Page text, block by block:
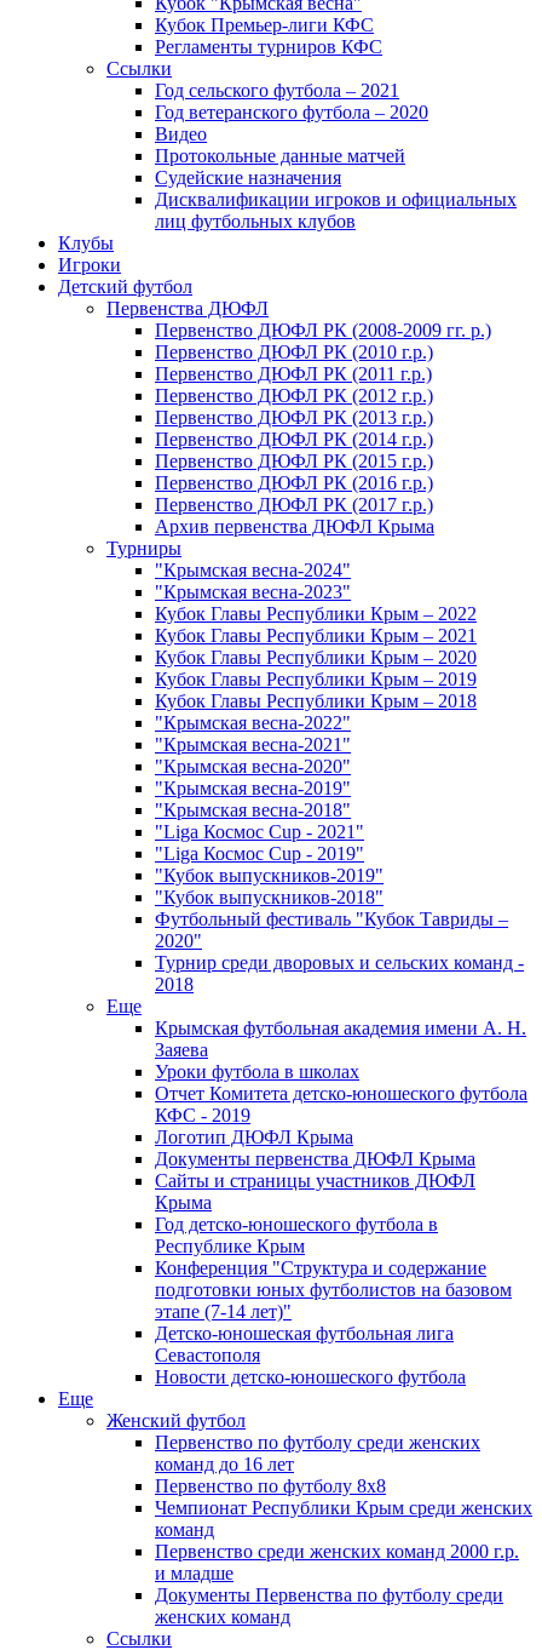
Кубок Премьер-лиги КФС
Регламенты турниров КФС
Ссылки
Год сельского футбола – 2021
Год ветеранского футбола – 2020
Видео
Протокольные данные матчей
Судейские назначения
Дисквалификации игроков и официальных
лиц футбольных клубов
Клубы
Игроки
Детский футбол
Первенства ДЮФЛ
Первенство ДЮФЛ РК (2008-2009 гг. р.)
Первенство ДЮФЛ РК (2010 г.р.)
Первенство ДЮФЛ РК (2011 г.р.)
Первенство ДЮФЛ РК (2012 г.р.)
Первенство ДЮФЛ РК (2013 г.р.)
Первенство ДЮФЛ РК (2014 г.р.)
Первенство ДЮФЛ РК (2015 г.р.)
Первенство ДЮФЛ РК (2016 г.р.)
Первенство ДЮФЛ РК (2017 г.р.)
Архив первенства ДЮФЛ Крыма
Турниры
"Крымская весна-2024"
"Крымская весна-2023"
Кубок Главы Республики Крым – 2022
Кубок Главы Республики Крым – 2021
Кубок Главы Республики Крым – 2020
Кубок Главы Республики Крым – 2019
Кубок Главы Республики Крым – 2018
"Крымская весна-2022"
"Крымская весна-2021"
"Крымская весна-2020"
"Крымская весна-2019"
"Крымская весна-2018"
"Liga Космос Cup - 2021"
"Liga Космос Cup - 2019"
"Кубок выпускников-2019"
"Кубок выпускников-2018"
Футбольный фестиваль "Кубок Тавриды –
2020"
Турнир среди дворовых и сельских команд -
2018
Еще
Крымская футбольная академия имени А. Н.
Заяева
Уроки футбола в школах
Отчет Комитета детско-юношеского футбола
КФС - 2019
Логотип ДЮФЛ Крыма
Документы первенства ДЮФЛ Крыма
Сайты и страницы участников ДЮФЛ
Крыма
Год детско-юношеского футбола в
Республике Крым
Конференция "Структура и содержание
подготовки юных футболистов на базовом
этапе (7-14 лет)"
Детско-юношеская футбольная лига
Севастополя
Новости детско-юношеского футбола
Еще
Женский футбол
Первенство по футболу среди женских
команд до 16 лет
Первенство по футболу 8х8
Чемпионат Республики Крым среди женских
команд
Первенство среди женских команд 2000 г.р.
и младше
Документы Первенства по футболу среди
женских команд
Ссылки